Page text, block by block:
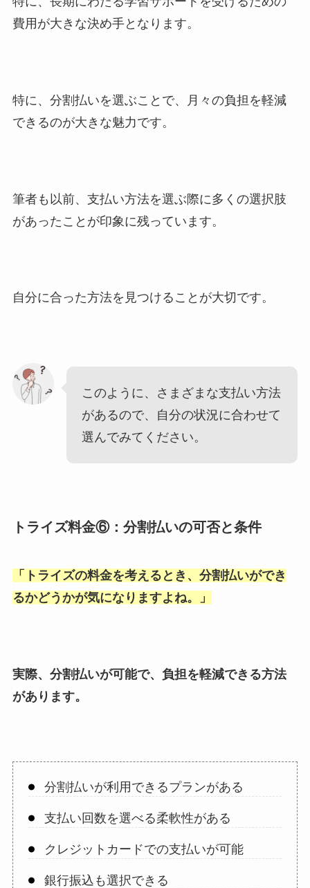
費用が大きな決め手となります。
特に、分割払いを選ぶことで、月々の負担を軽減
できるのが大きな魅力です。
筆者も以前、支払い方法を選ぶ際に多くの選択肢
があったことが印象に残っています。
自分に合った方法を見つけることが大切です。
このように、さまざまな支払い方法
があるので、自分の状況に合わせて
選んでみてください。
トライズ料金⑥：分割払いの可否と条件
「
トライズの料金を考えるとき、分割払いができ
るかどうかが気になりますよね。
」
実際、分割払いが可能で、負担を軽減できる方法
があります。
分割払いが利用できるプランがある
支払い回数を選べる柔軟性がある
クレジットカードでの支払いが可能
銀行振込も選択できる